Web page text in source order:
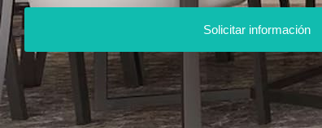
Solicitar información